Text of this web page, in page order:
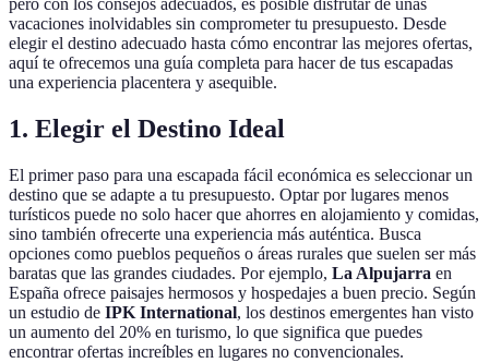
pero con los consejos adecuados, es posible disfrutar de unas
vacaciones inolvidables sin comprometer tu presupuesto. Desde
elegir el destino adecuado hasta cómo encontrar las mejores ofertas,
aquí te ofrecemos una guía completa para hacer de tus escapadas
una experiencia placentera y asequible.
1. Elegir el Destino Ideal
El primer paso para una escapada fácil económica es seleccionar un
destino que se adapte a tu presupuesto. Optar por lugares menos
turísticos puede no solo hacer que ahorres en alojamiento y comidas,
sino también ofrecerte una experiencia más auténtica. Busca
opciones como pueblos pequeños o áreas rurales que suelen ser más
baratas que las grandes ciudades. Por ejemplo, La Alpujarra en
España ofrece paisajes hermosos y hospedajes a buen precio. Según
un estudio de IPK International, los destinos emergentes han visto
un aumento del 20% en turismo, lo que significa que puedes
encontrar ofertas increíbles en lugares no convencionales.